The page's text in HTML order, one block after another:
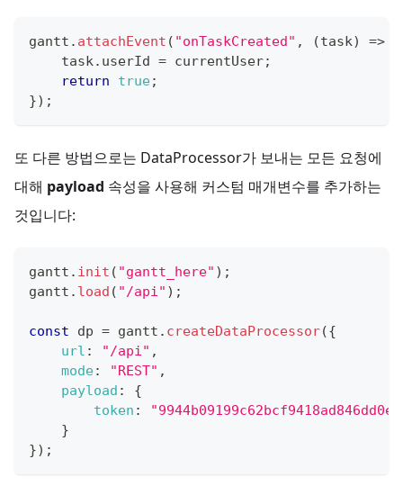
gantt . attachEvent ( "onTaskCreated" , (task) =>
    task
. userId = currentUser;
return
true;
}) ;
또 다른 방법으로는 DataProcessor가 보내는 모든 요청에
대해 payload 속성을 사용해 커스텀 매개변수를 추가하는
것입니다:
gantt . init ( "gantt_here" ) ;
gantt . load ( "/api" ) ;
const dp = gantt . createDataProcessor({
url : "/api" ,
mode: "REST" ,
payload :
{
token :
}
}) ;